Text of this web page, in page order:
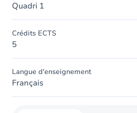
Quadri 1
Crédits ECTS
5
Langue d'enseignement
Français